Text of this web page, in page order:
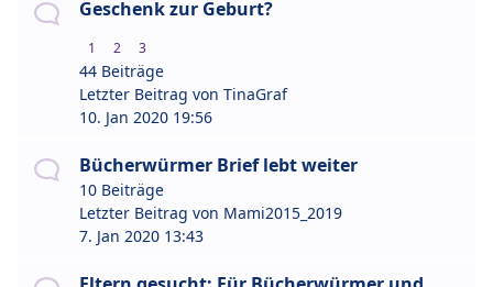
Geschenk zur Geburt?
1 2 3
44 Beiträge
Letzter Beitrag von TinaGraf
10. Jan 2020 19:56
Bücherwürmer Brief lebt weiter
10 Beiträge
Letzter Beitrag von Mami2015_2019
7. Jan 2020 13:43